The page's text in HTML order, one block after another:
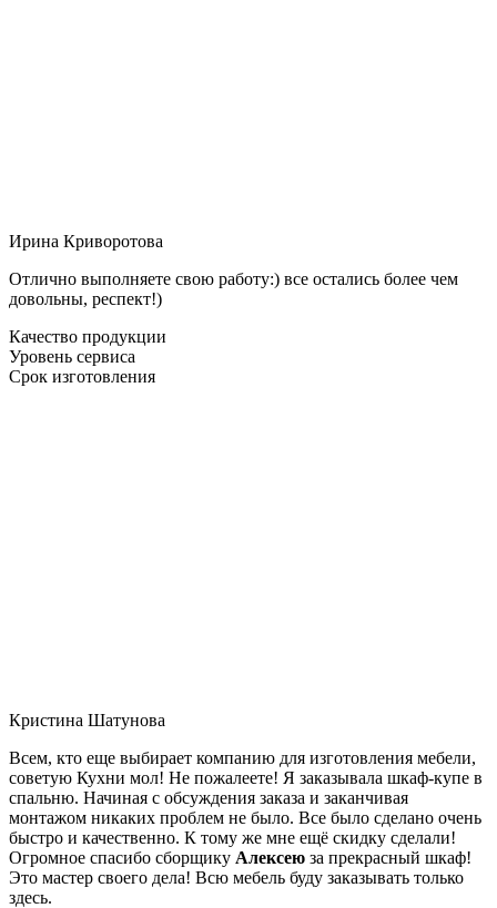
Ирина Криворотова
Отлично выполняете свою работу:) все остались более чем
довольны, респект!)
Качество продукции
Уровень сервиса
Срок изготовления
Кристина Шатунова
Всем, кто еще выбирает компанию для изготовления мебели,
советую Кухни мол! Не пожалеете! Я заказывала шкаф-купе в
спальню. Начиная с обсуждения заказа и заканчивая
монтажом никаких проблем не было. Все было сделано очень
быстро и качественно. К тому же мне ещё скидку сделали!
Огромное спасибо сборщику Алексею за прекрасный шкаф!
Это мастер своего дела! Всю мебель буду заказывать только
здесь.